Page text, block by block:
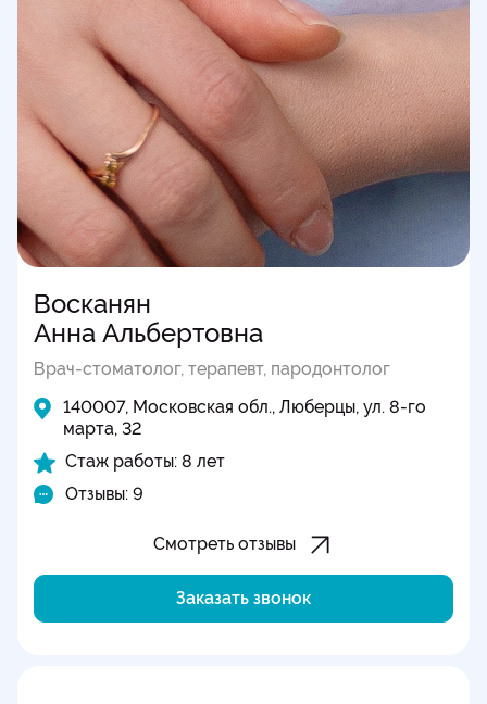
Восканян
Анна Альбертовна
Врач-стоматолог, терапевт, пародонтолог
140007, Московская обл., Люберцы, ул. 8-го
марта, 32
Стаж работы: 8 лет
Отзывы: 9
Заказать звонок
Смотреть отзывы